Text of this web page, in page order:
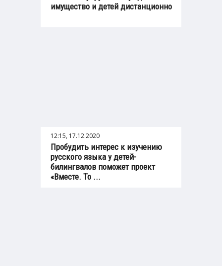
имущество и детей дистанционно
12:15, 17.12.2020
Пробудить интерес к изучению
русского языка у детей-
билингвалов поможет проект
«Вместе. To ...